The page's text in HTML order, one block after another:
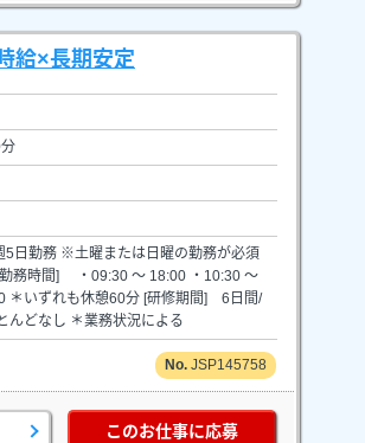
給×長期安定
勤務 ※土曜または日曜の勤務が必須
務時間] ・09:30 ～ 18:00 ・10:30 ～
＊いずれも休憩60分 [研修期間] 6日間/
どなし ＊業務状況による
JSP145758
このお仕事に応募